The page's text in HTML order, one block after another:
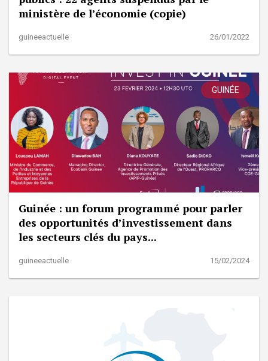
ministère de l’économie (copie)
guineeactuelle 26/01/2022
GUINÉE
Guinée : un forum programmé pour parler
des opportunités d’investissement dans
les secteurs clés du pays...
guineeactuelle 15/02/2024